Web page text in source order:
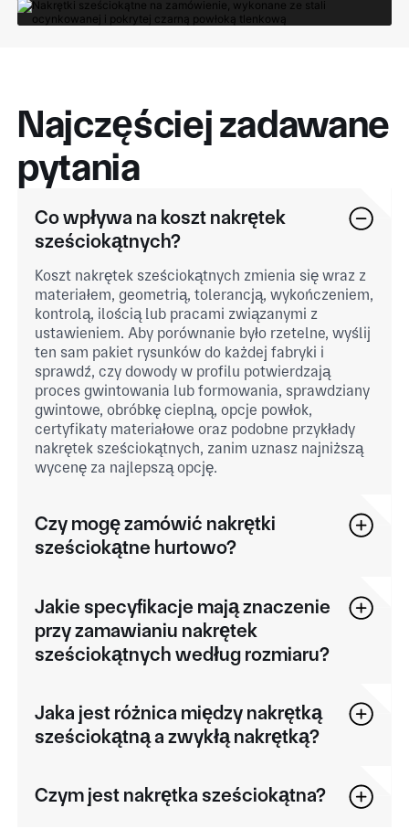
Najczęściej zadawane
pytania
Co wpływa na koszt nakrętek
sześciokątnych?
Koszt nakrętek sześciokątnych zmienia się wraz z
materiałem, geometrią, tolerancją, wykończeniem,
kontrolą, ilością lub pracami związanymi z
ustawieniem. Aby porównanie było rzetelne, wyślij
ten sam pakiet rysunków do każdej fabryki i
sprawdź, czy dowody w profilu potwierdzają
proces gwintowania lub formowania, sprawdziany
gwintowe, obróbkę cieplną, opcje powłok,
certyfikaty materiałowe oraz podobne przykłady
nakrętek sześciokątnych, zanim uznasz najniższą
wycenę za najlepszą opcję.
Czy mogę zamówić nakrętki
sześciokątne hurtowo?
Jakie specyfikacje mają znaczenie
przy zamawianiu nakrętek
sześciokątnych według rozmiaru?
Jaka jest różnica między nakrętką
sześciokątną a zwykłą nakrętką?
Czym jest nakrętka sześciokątna?